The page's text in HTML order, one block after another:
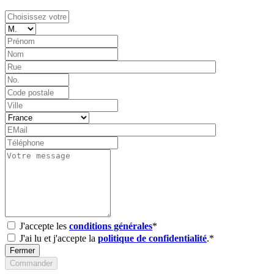
J'accepte les conditions générales*
J'ai lu et j'accepte la politique de confidentialité.*
Fermer
Commander